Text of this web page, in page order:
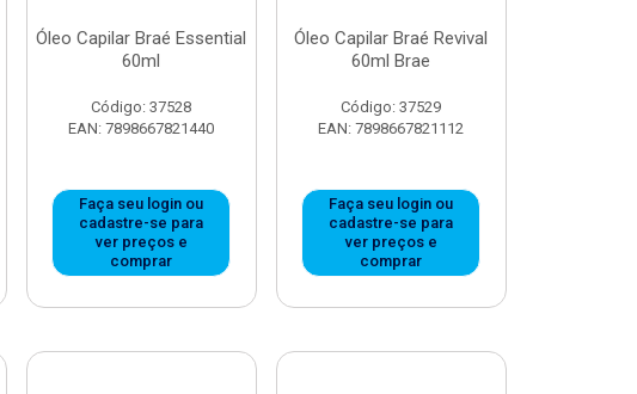
Óleo Capilar Braé Essential
60ml
Código: 37528
EAN: 7898667821440
Faça seu login ou
cadastre-se para
ver preços e
comprar
Óleo Capilar Braé Revival
60ml Brae
Código: 37529
EAN: 7898667821112
Faça seu login ou
cadastre-se para
ver preços e
comprar